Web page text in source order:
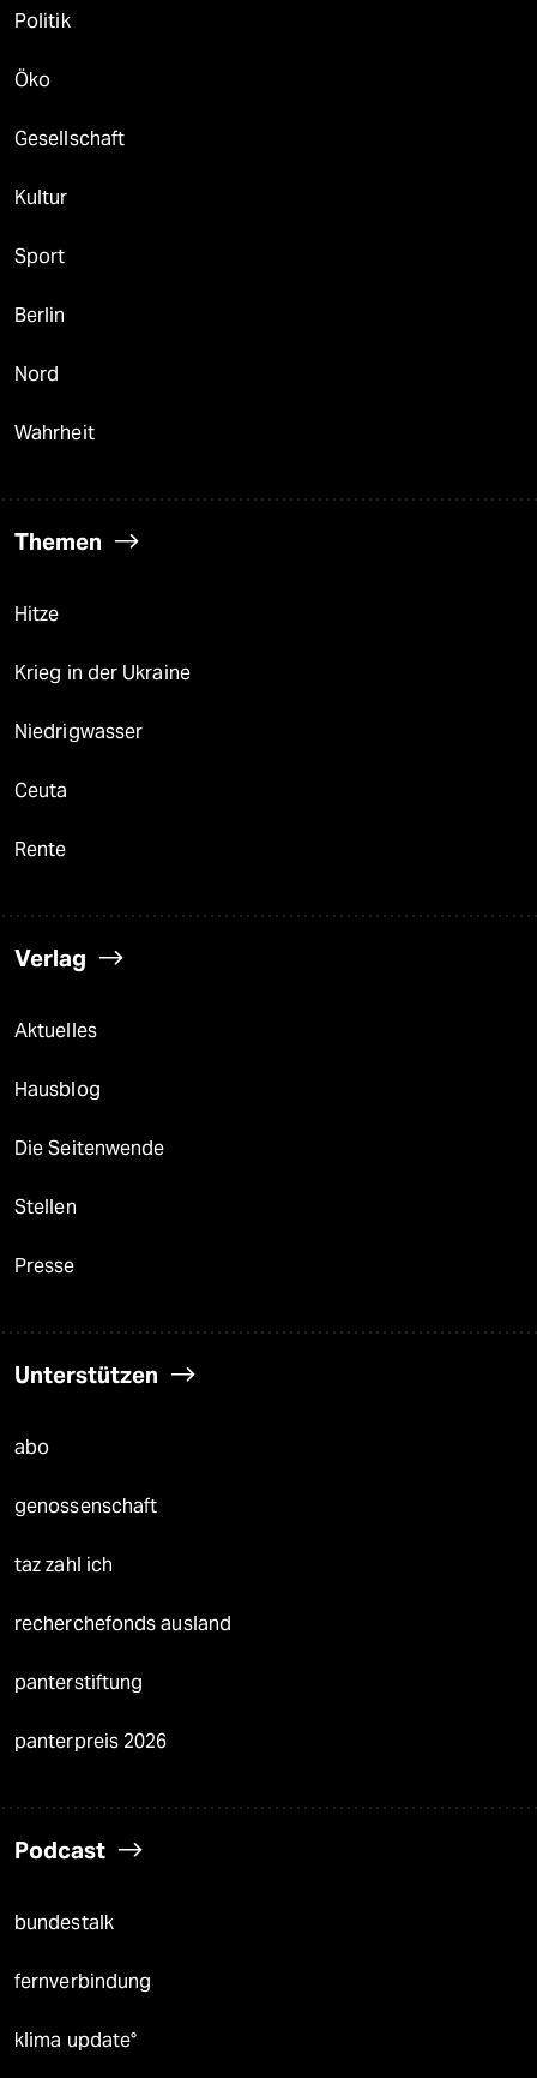
Politik
Öko
Gesellschaft
Kultur
Sport
Berlin
Nord
Wahrheit
Themen
Hitze
Krieg in der Ukraine
Niedrigwasser
Ceuta
Rente
Verlag
Aktuelles
Hausblog
Die Seitenwende
Stellen
Presse
Unterstützen
abo
genossenschaft
taz zahl ich
recherchefonds ausland
panterstiftung
panterpreis 2026
Podcast
bundestalk
fernverbindung
klima update°